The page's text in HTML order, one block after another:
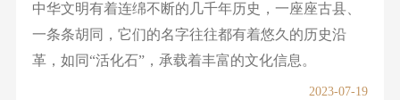
中华文明有着连绵不断的几千年历史，一座座古县、
一条条胡同，它们的名字往往都有着悠久的历史沿
革，如同“活化石”，承载着丰富的文化信息。
2023-07-19